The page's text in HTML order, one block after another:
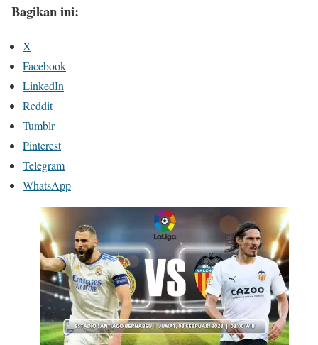
Bagikan ini:
X
Facebook
LinkedIn
Reddit
Tumblr
Pinterest
Telegram
WhatsApp